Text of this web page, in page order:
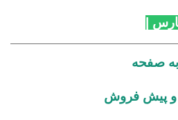
صفحه
و پیش فروش